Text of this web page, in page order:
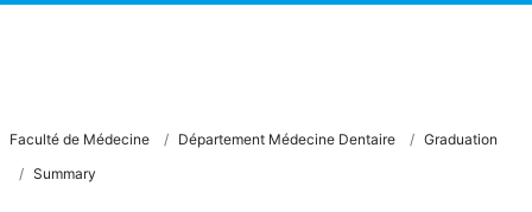
Faculté de Médecine Département Médecine Dentaire
Graduation
Summary